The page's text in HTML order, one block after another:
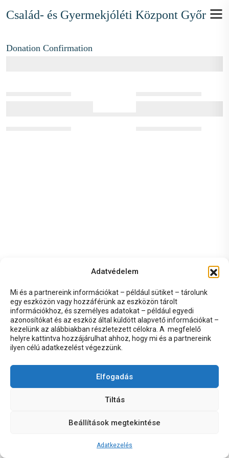
Adatvédelem
Mi és a partnereink információkat – például sütiket – tárolunk
egy eszközön vagy hozzáférünk az eszközön tárolt
információkhoz, és személyes adatokat – például egyedi
azonosítókat és az eszköz által küldött alapvető információkat –
kezelünk az alábbiakban részletezett célokra. A megfelelő
helyre kattintva hozzájárulhat ahhoz, hogy mi és a partnereink
ilyen célú adatkezelést végezzünk.
Elfogadás
Tiltás
Beállítások megtekintése
Adatkezelés
Család- és Gyermekjóléti Központ Győr
Donation Confirmation